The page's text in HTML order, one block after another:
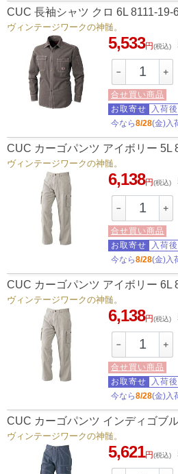
CUC 長袖シャツ クロ 6L 8111-19-
ヴィンテージワークの神髄。
5,533円(税込)
－ ＋
合せ買い商品
お取寄せ
入荷
今なら8/28(金)入
CUC カーゴパンツ アイボリー 5L
ヴィンテージワークの神髄。
6,138円(税込)
－ ＋
合せ買い商品
お取寄せ
入荷
今なら8/28(金)入
CUC カーゴパンツ アイボリー 6L
ヴィンテージワークの神髄。
6,138円(税込)
－ ＋
合せ買い商品
お取寄せ
入荷
今なら8/28(金)入
CUC カーゴパンツ インディゴブ
ヴィンテージワークの神髄。
5,621円(税込)